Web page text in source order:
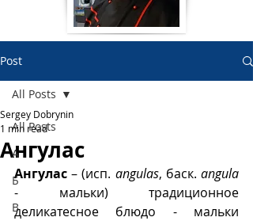
Post
All Posts
А
Б
В
All Posts
Ангулас
Sergey Dobrynin
1 min read
Ангулас – (исп. angulas, баск. angula
- мальки) традиционное
деликатесное блюдо - мальки